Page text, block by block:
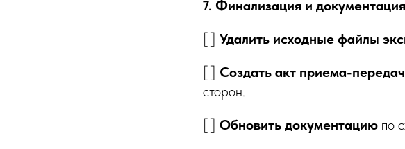
7. Финализация и документация
[ ] Удалить исходные файлы
[ ] Создать акт приема-
сторон.
[ ] Обновить документацию по